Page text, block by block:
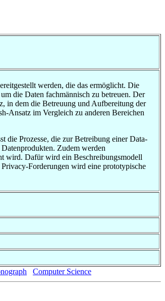
werden, die das ermöglicht. Die
die Daten fachmännisch zu betreuen. Der
in dem die Betreuung und Aufbereitung der
Ansatz im Vergleich zu anderen Bereichen
Prozesse, die zur Betreibung einer Data-
Zudem werden
wird. Dafür wird ein Beschreibungsmodell
Forderungen wird eine prototypische
Computer Science